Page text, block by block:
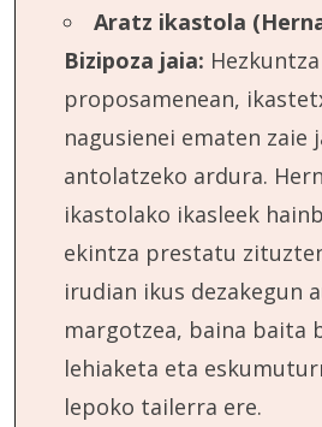
Aratz ikastola
Bizipoza jaia:
proposamenean,
nagusienei ematen zaie
antolatzeko ardura.
ikastolako ikasleek
ekintza prestatu
irudian ikus dezakegun
margotzea, baina baita
lehiaketa eta
lepoko tailerra ere.